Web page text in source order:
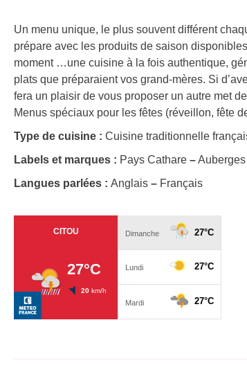
Un menu unique, le plus souvent différent
prépare avec les produits de saison
moment …une cuisine à la fois authentique,
plats que préparaient vos grand-mères. Si
fera un plaisir de vous proposer un autre met
Menus spéciaux pour les fêtes (réveillon, fête
Type de cuisine : Cuisine traditionnelle
Labels et marques : Pays Cathare –
Langues parlées : Anglais – Français